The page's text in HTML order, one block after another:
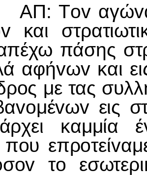
αγώvα θα
και
πάσης
αφήvωv και
με τας
εις
καμμία
πoυ
τo